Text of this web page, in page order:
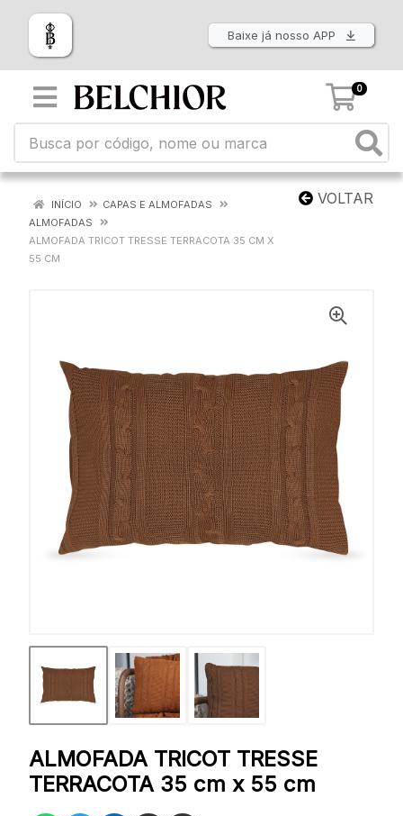
Baixe já nosso APP
0
VOLTAR
INÍCIO
CAPAS E ALMOFADAS
ALMOFADAS
ALMOFADA TRICOT TRESSE TERRACOTA 35 CM X
55 CM
ALMOFADA TRICOT TRESSE
TERRACOTA 35 cm x 55 cm